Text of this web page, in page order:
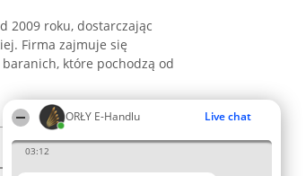
ORŁY E-Handlu Live chat
03:12
2009 roku, dostarczając
Firma zajmuje się
które pochodzą od